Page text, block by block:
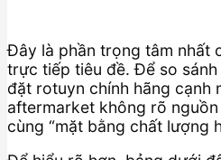
Đây là phần trọng tâm nhất
trực tiếp tiêu đề. Để so
đặt rotuyn chính hãng cạnh
aftermarket không rõ
cùng “mặt bằng chất lượng